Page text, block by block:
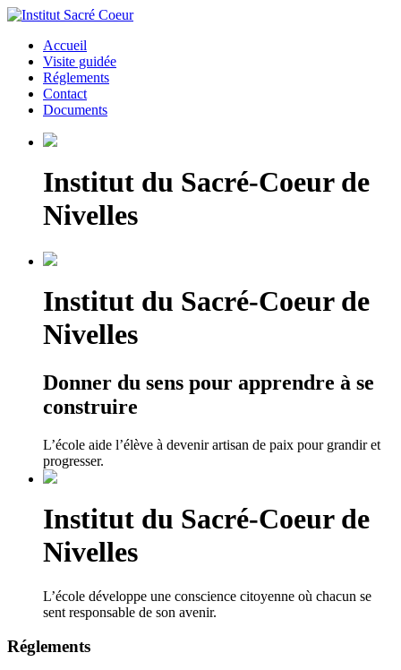
Accueil
Visite guidée
Réglements
Contact
Documents
Institut du Sacré-Coeur de
Nivelles
Institut du Sacré-Coeur de
Nivelles
Donner du sens pour apprendre à se
construire
L’école aide l’élève à devenir artisan de paix pour grandir et
progresser.
Institut du Sacré-Coeur de
Nivelles
L’école développe une conscience citoyenne où chacun se
sent responsable de son avenir.
Réglements